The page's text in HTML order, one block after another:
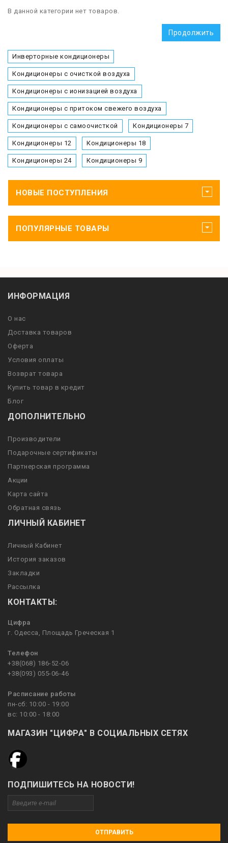
В данной категории нет товаров.
Продолжить
Инверторные кондиционеры
Кондиционеры с очисткой воздуха
Кондиционеры с ионизацией воздуха
Кондиционеры с притоком свежего воздуха
Кондиционеры с самоочисткой Кондиционеры 7
Кондиционеры 12 Кондиционеры 18
Кондиционеры 24 Кондиционеры 9
НОВЫЕ ПОСТУПЛЕНИЯ
ПОПУЛЯРНЫЕ ТОВАРЫ
ИНФОРМАЦИЯ
О нас
Доставка товаров
Оферта
Условия оплаты
Возврат товара
Купить товар в кредит
Блог
ДОПОЛНИТЕЛЬНО
Производители
Подарочные сертификаты
Партнерская программа
Акции
Карта сайта
Обратная связь
ЛИЧНЫЙ КАБИНЕТ
Личный Кабинет
История заказов
Закладки
Рассылка
КОНТАКТЫ:
Цифра
г. Одесса, Площадь Греческая 1
Телефон
+38(068) 186-52-06
+38(093) 055-06-46
Расписание работы
пн-сб: 10:00 - 19:00
вс: 10:00 - 18:00
МАГАЗИН "ЦИФРА" В СОЦИАЛЬНЫХ СЕТЯХ
ПОДПИШИТЕСЬ НА НОВОСТИ!
ОТПРАВИТЬ